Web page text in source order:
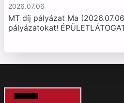
2026.07.06
MT díj pályázat Ma
pályázatokat!